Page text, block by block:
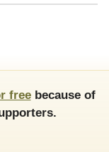
freebecause of